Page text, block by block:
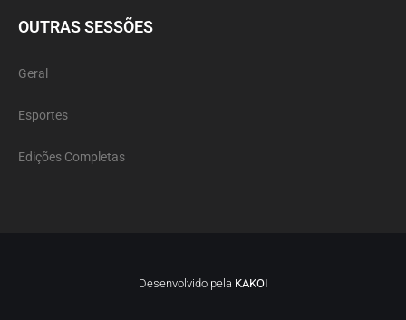
OUTRAS SESSÕES
Geral
Esportes
Edições Completas
Desenvolvido pela KAKOI